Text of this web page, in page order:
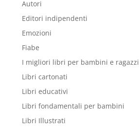
Autori
Editori indipendenti
Emozioni
Fiabe
I migliori libri per bambini e ragazzi
Libri cartonati
Libri educativi
Libri fondamentali per bambini
Libri Illustrati